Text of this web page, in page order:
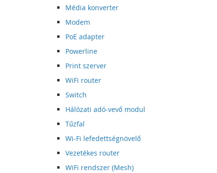
Média konverter
Modem
PoE adapter
Powerline
Print szerver
WiFi router
Switch
Hálózati adó-vevő modul
Tűzfal
Wi-Fi lefedettségnövelő
Vezetékes router
WiFi rendszer (Mesh)